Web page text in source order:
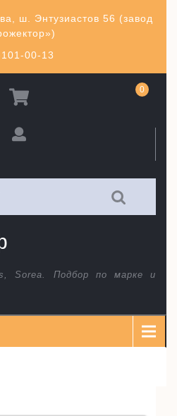
00-13
ш. Энтузиастов 56 (завод
Sorea. Подбор по марке и
0